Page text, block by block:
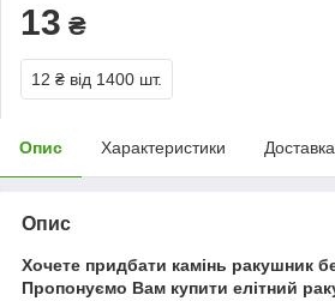
13 ₴
12 ₴ від 1400 шт.
Опис Характеристики Доставка
Опис
Хочете придбати камінь ракушник
Пропонуємо Вам купити елітний